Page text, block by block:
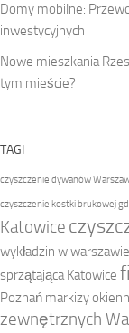
Domy mobilne:
inwestycyjnych
Nowe mieszkania
tym mieście?
TAGI
czyszczenie dywanów
czyszczenie kostki brukowej
Katowice
wykładzin w warszawie
sprzątająca Katowice
Poznań markizy
zewnętrznych